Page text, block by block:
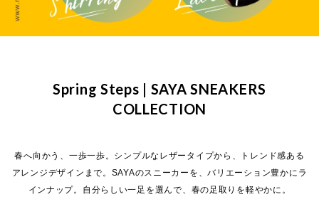
Spring Steps | SAYA SNEAKERS
COLLECTION
春へ向かう、一歩一歩。シンプルなレザータイプから、トレンド感ある
アレンジデザインまで。SAYAのスニーカーを、バリエーション豊かにラ
インナップ。自分らしい一足を選んで、春の足取りを軽やかに。